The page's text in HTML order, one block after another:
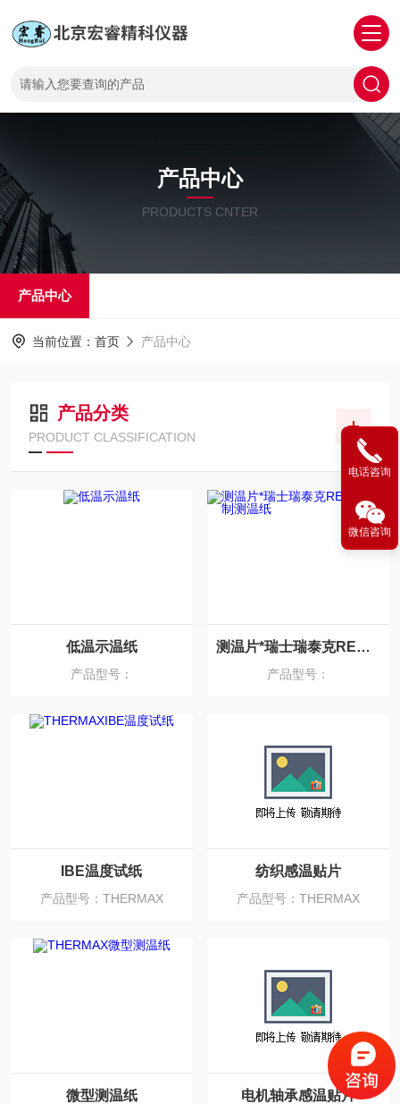
产品中心
PRODUCTS CNTER
产品中心
当前位置： 首页 产品中心
产品分类
PRODUCT CLASSIFICATION
低温示温纸
产品型号：
测温片*瑞士瑞泰克REATEC铝制测温纸
产品型号：
IBE温度试纸
产品型号：THERMAX
纺织感温贴片
产品型号：THERMAX
微型测温纸 电机轴承感温贴片
电话咨询
微信咨询